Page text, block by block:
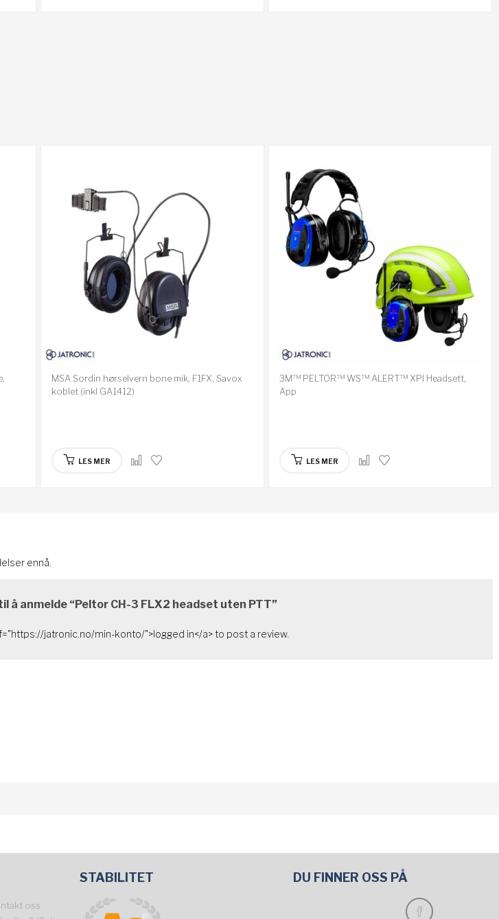
MSA Sordin hørselvern bone mik, F1FX, Savox
koblet (inkl GA1412)
LES MER
3M™ PELTOR™ WS™ ALERT™ XPI Headsett,
App
LES MER
ennå.
å anmelde “Peltor CH-3 FLX2 headset uten PTT”
jatronic.no/min-konto/">logged in</a> to post a review.
oss
STABILITET DU FINNER OSS PÅ